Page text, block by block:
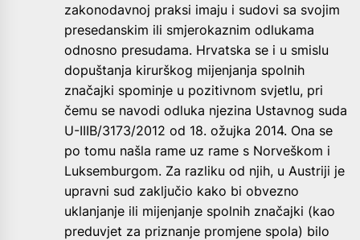
zakonodavnoj praksi imaju i sudovi sa svojim
presedanskim ili smjerokaznim odlukama
odnosno presudama. Hrvatska se i u smislu
dopuštanja kirurškog mijenjanja spolnih
značajki spominje u pozitivnom svjetlu, pri
čemu se navodi odluka njezina Ustavnog suda
U-IIIB/3173/2012 od 18. ožujka 2014. Ona se
po tomu našla rame uz rame s Norveškom i
Luksemburgom. Za razliku od njih, u Austriji je
upravni sud zaključio kako bi obvezno
uklanjanje ili mijenjanje spolnih značajki (kao
preduvjet za priznanje promjene spola) bilo